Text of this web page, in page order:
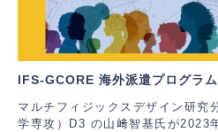
IFS-GCORE 海外派遣プログラ
マルチフィジックスデザイン研究
学専攻）D3 の山﨑智基氏が2023